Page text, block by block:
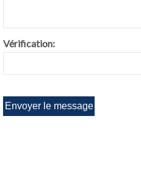
Vérification: